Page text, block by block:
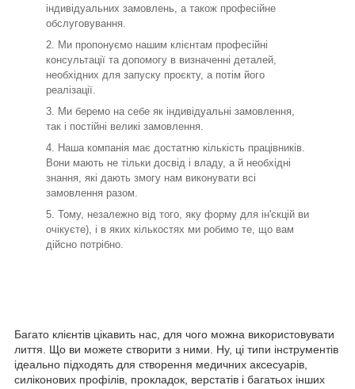
індивідуальних замовлень, а також професійне
обслуговування.
Ми пропонуємо нашим клієнтам професійні
консультації та допомогу в визначенні деталей,
необхідних для запуску проєкту, а потім його
реалізації.
Ми беремо на себе як індивідуальні замовлення,
так і постійні великі замовлення.
Наша компанія має достатню кількість працівників.
Вони мають не тільки досвід і владу, а й необхідні
знання, які дають змогу нам виконувати всі
замовлення разом.
Тому, незалежно від того, яку форму для ін'єкцій ви
очікуєте), і в яких кількостях ми робимо те, що вам
дійсно потрібно.
Багато клієнтів цікавить нас, для чого можна використовувати
лиття. Що ви можете створити з ними. Ну, ці типи інструментів
ідеально підходять для створення медичних аксесуарів,
силіконових профілів, прокладок, верстатів і багатьох інших